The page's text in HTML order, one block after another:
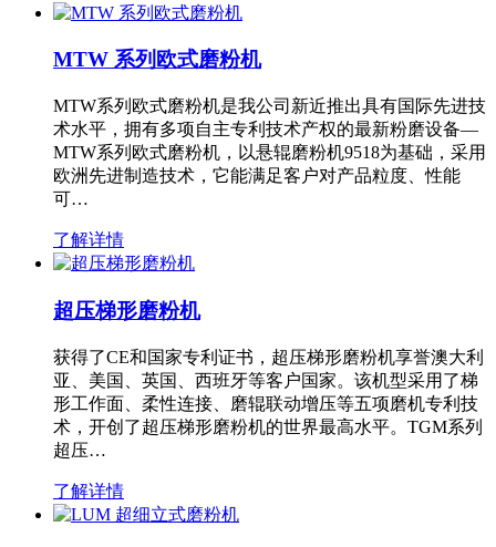
MTW 系列欧式磨粉机
MTW系列欧式磨粉机是我公司新近推出具有国际先进技
术水平，拥有多项自主专利技术产权的最新粉磨设备—
MTW系列欧式磨粉机，以悬辊磨粉机9518为基础，采用
欧洲先进制造技术，它能满足客户对产品粒度、性能
可…
了解详情
超压梯形磨粉机
获得了CE和国家专利证书，超压梯形磨粉机享誉澳大利
亚、美国、英国、西班牙等客户国家。该机型采用了梯
形工作面、柔性连接、磨辊联动增压等五项磨机专利技
术，开创了超压梯形磨粉机的世界最高水平。TGM系列
超压…
了解详情